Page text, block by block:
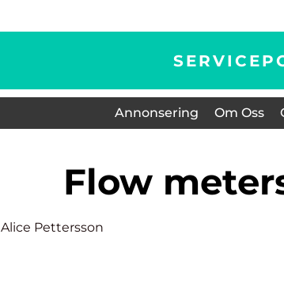
Annonsering Om Oss
Flow
Alice Pettersson